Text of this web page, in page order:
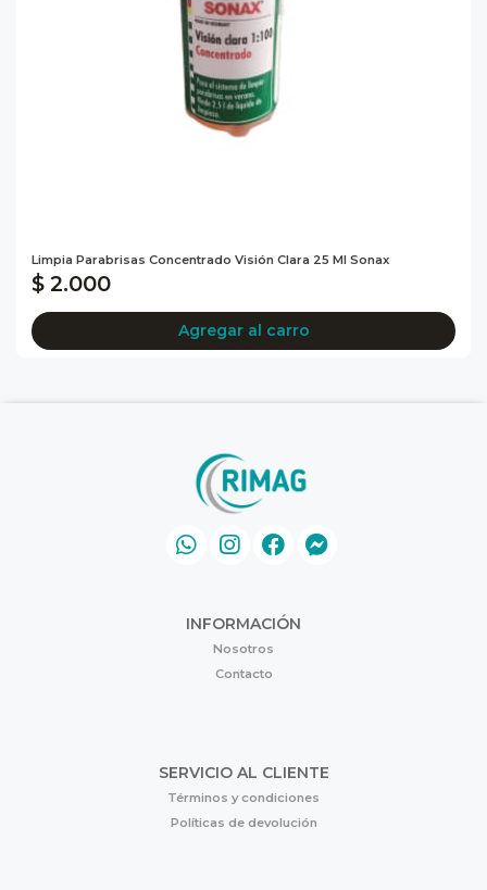
Limpia Parabrisas Concentrado Visión Clara 25 Ml Sonax
$ 2.000
Agregar al carro
INFORMACIÓN
Nosotros
Contacto
SERVICIO AL CLIENTE
Términos y condiciones
Políticas de devolución